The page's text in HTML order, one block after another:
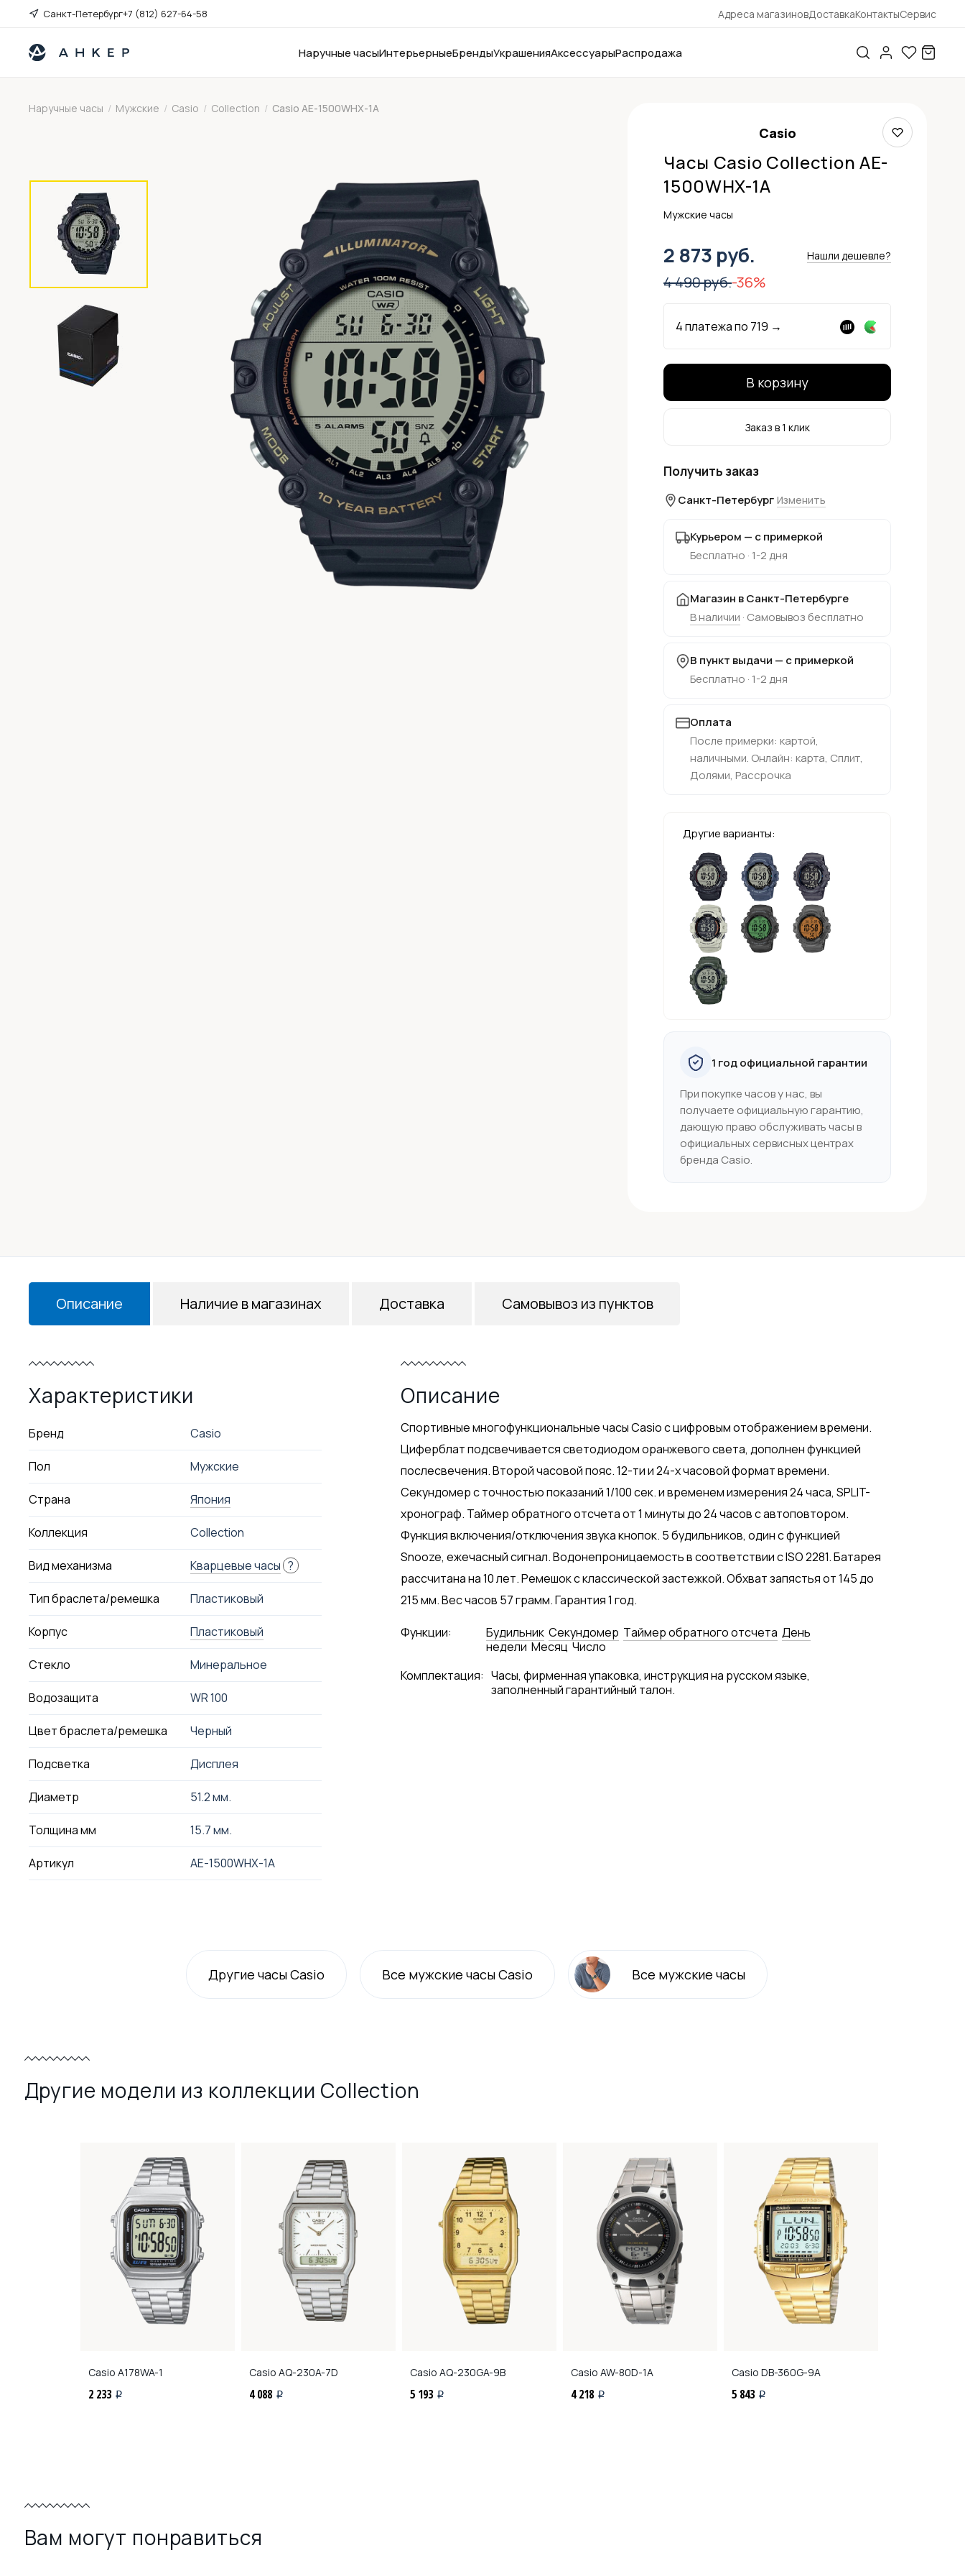
Санкт-Петербург+7 (812) 627-64-58 Адреса магазиновДоставкаКонтактыСервис
Наручные часыИнтерьерныеБрендыУкрашенияАксессуарыРаспродажа
Наручные часы / Мужские / Casio / Collection / Casio AE-1500WHX-1A
Casio
Часы Casio Collection AE-
1500WHX-1A
Мужские часы
2 873 руб. Нашли дешевле?
4 490 руб.-36%
4 платежа по 719 →
В корзину
Заказ в 1 клик
Получить заказ
Санкт-Петербург Изменить
Курьером — с примеркой
Бесплатно · 1-2 дня
Магазин в Санкт-Петербурге
В наличии · Самовывоз бесплатно
В пункт выдачи — с примеркой
Бесплатно · 1-2 дня
Оплата
После примерки: картой,
наличными. Онлайн: карта, Сплит,
Долями, Рассрочка
Другие варианты:
1 год официальной гарантии
При покупке часов у нас, вы
получаете официальную гарантию,
дающую право обслуживать часы в
официальных сервисных центрах
бренда Casio.
Описание
Характеристики
Бренд Casio
Пол Мужские
Страна Япония
Коллекция Collection
Вид механизма Кварцевые часы ?
Тип браслета/ремешка Пластиковый
Корпус Пластиковый
Стекло Минеральное
Водозащита WR 100
Цвет браслета/ремешка Черный
Подсветка Дисплея
Диаметр 51.2 мм.
Толщина мм 15.7 мм.
Артикул AE-1500WHX-1A
Описание
Спортивные многофункциональные часы Casio с цифровым отображением времени.
Циферблат подсвечивается светодиодом оранжевого света, дополнен функцией
послесвечения. Второй часовой пояс. 12-ти и 24-х часовой формат времени.
Секундомер с точностью показаний 1/100 сек. и временем измерения 24 часа, SPLIT-
хронограф. Таймер обратного отсчета от 1 минуты до 24 часов с автоповтором.
Функция включения/отключения звука кнопок. 5 будильников, один с функцией
Snooze, ежечасный сигнал. Водонепроницаемость в соответствии с ISO 2281. Батарея
рассчитана на 10 лет. Ремешок с классической застежкой. Обхват запястья от 145 до
215 мм. Вес часов 57 грамм. Гарантия 1 год.
Функции: Будильник Секундомер Tаймер обратного отсчета День
недели Месяц Число
Комплектация: Часы, фирменная упаковка, инструкция на русском языке,
заполненный гарантийный талон.
Наличие в магазинах Доставка Самовывоз из пунктов
Другие часы Casio Все мужские часы Casio Все мужские часы
Другие модели из коллекции Collection
Casio A178WA-1
2 233 i
Casio AQ-230A-7D
4 088 i
Casio AQ-230GA-9B
5 193 i
Casio AW-80D-1A
4 218 i
Casio DB-360G-9A
5 843 i
Вам могут понравиться